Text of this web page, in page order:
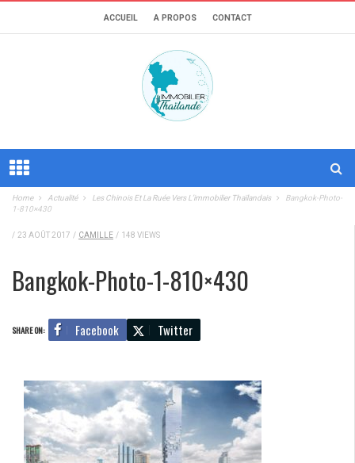
ACCUEIL A PROPOS CONTACT
Home Actualité Les Chinois Et La Ruée Vers L’immobilier Thaïlandais
Bangkok-Photo-
1-810×430
/ 23 AOÛT 2017 / CAMILLE / 148 VIEWS
Bangkok-Photo-1-810×430
SHARE ON: Facebook Twitter